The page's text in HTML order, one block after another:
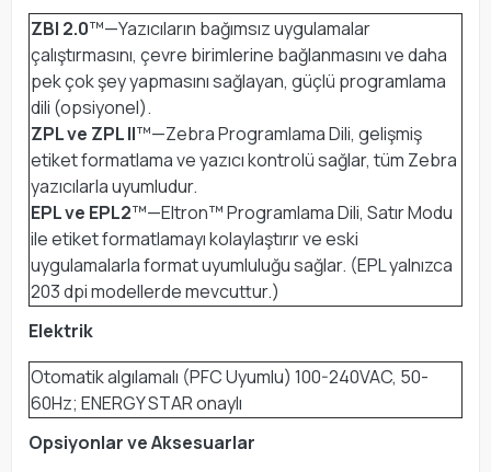
ZBI 2.0™—Yazıcıların bağımsız uygulamalar
çalıştırmasını, çevre birimlerine bağlanmasını ve daha
pek çok şey yapmasını sağlayan, güçlü programlama
dili (opsiyonel).
ZPL ve ZPL II™—Zebra Programlama Dili, gelişmiş
etiket formatlama ve yazıcı kontrolü sağlar, tüm Zebra
yazıcılarla uyumludur.
EPL ve EPL2™—Eltron™ Programlama Dili, Satır Modu
ile etiket formatlamayı kolaylaştırır ve eski
uygulamalarla format uyumluluğu sağlar. (EPL yalnızca
203 dpi modellerde mevcuttur.)
Elektrik
Otomatik algılamalı (PFC Uyumlu) 100-240VAC, 50-
60Hz; ENERGY STAR onaylı
Opsiyonlar ve Aksesuarlar